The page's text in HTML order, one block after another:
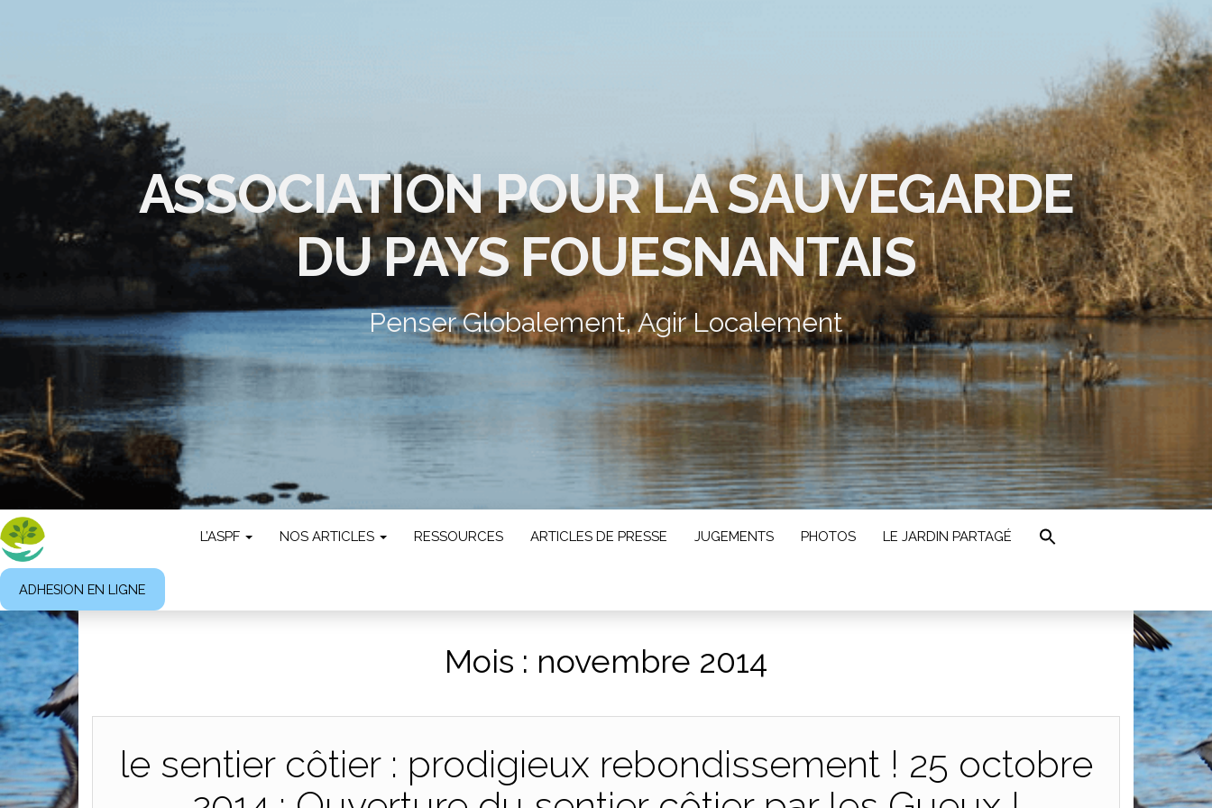
ASSOCIATION POUR LA SAUVEGARDE
DU PAYS FOUESNANTAIS
Penser Globalement, Agir Localement
L’ASPF NOS ARTICLES RESSOURCES ARTICLES DE PRESSE JUGEMENTS PHOTOS LE JARDIN PARTAGÉ
ADHESION EN LIGNE
Mois : novembre 2014
le sentier côtier : prodigieux rebondissement ! 25 octobre